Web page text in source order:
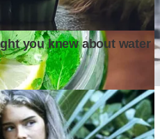
Bukan Karena Produknya